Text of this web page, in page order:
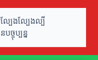
បែងល្បែងល្បី
បច្ចុប្បន្ន